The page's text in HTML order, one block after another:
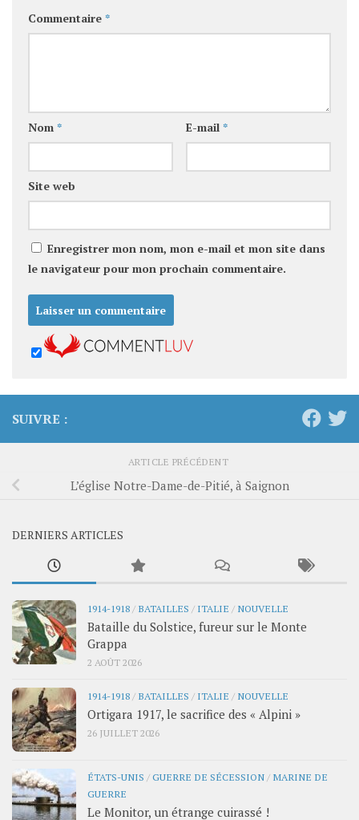
Commentaire *
Nom * E-mail *
Site web
Enregistrer mon nom, mon e-mail et mon site dans
le navigateur pour mon prochain commentaire.
SUIVRE :
ARTICLE PRÉCÉDENT
L’église Notre-Dame-de-Pitié, à Saignon
DERNIERS ARTICLES
1914-1918 / BATAILLES / ITALIE / NOUVELLE
Bataille du Solstice, fureur sur le Monte
Grappa
2 AOÛT 2026
1914-1918 / BATAILLES / ITALIE / NOUVELLE
Ortigara 1917, le sacrifice des « Alpini »
26 JUILLET 2026
ÉTATS-UNIS /GUERRE DE SÉCESSION / MARINE DE
GUERRE
Le Monitor, un étrange cuirassé !